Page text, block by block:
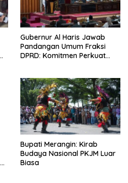
Gubernur Al Haris Jawab
Pandangan Umum Fraksi
DPRD: Komitmen Perkuat
Bupati Merangin: Kirab
Budaya Nasional PKJM Luar
Biasa